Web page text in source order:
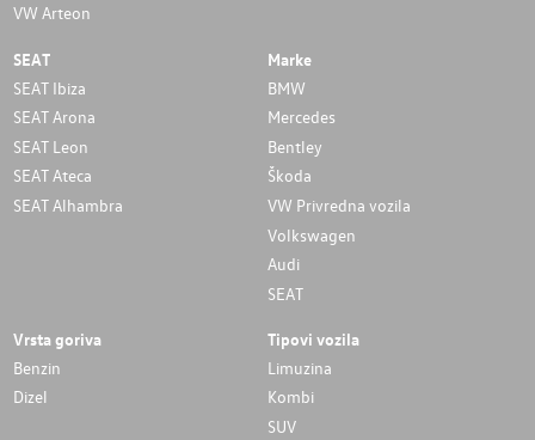
VW Arteon
SEAT
SEAT Ibiza
SEAT Arona
SEAT Leon
SEAT Ateca
SEAT Alhambra
Marke
BMW
Mercedes
Bentley
Škoda
VW Privredna vozila
Volkswagen
Audi
SEAT
Vrsta goriva
Benzin
Dizel
Tipovi vozila
Limuzina
Kombi
SUV